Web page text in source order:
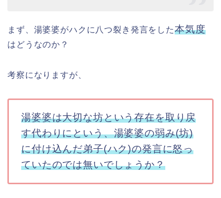
まず、湯婆婆がハクに八つ裂き発言をした本気度
はどうなのか？
考察になりますが、
湯婆婆は大切な坊という存在を取り戻
す代わりにという、湯婆婆の弱み(坊)
に付け込んだ弟子(ハク)の発言に怒っ
ていたのでは無いでしょうか？